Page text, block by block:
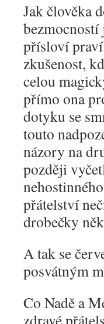
Jak člověka
přísloví
zkušenost,
celou
přímo ona
dotyku se
touto
názory na
později
přátelství
drobečky
A tak se
posvátným
Co Nadě a
zdravé